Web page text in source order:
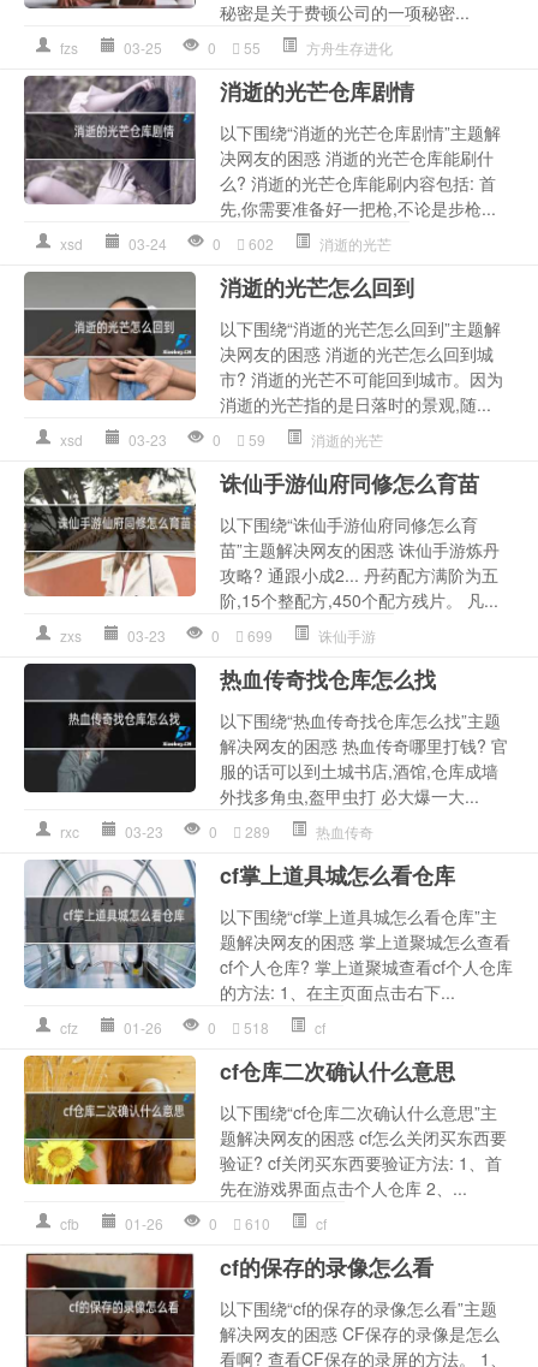
秘密是关于费顿公司的一项秘密...
fzs 03-25 0 55 方舟生存进化
消逝的光芒仓库剧情
以下围绕“消逝的光芒仓库剧情”主题解
决网友的困惑 消逝的光芒仓库能刷什
么? 消逝的光芒仓库能刷内容包括: 首
先,你需要准备好一把枪,不论是步枪...
xsd 03-24 0 602 消逝的光芒
消逝的光芒怎么回到
以下围绕“消逝的光芒怎么回到”主题解
决网友的困惑 消逝的光芒怎么回到城
市? 消逝的光芒不可能回到城市。因为
消逝的光芒指的是日落时的景观,随...
xsd 03-23 0 59 消逝的光芒
诛仙手游仙府同修怎么育苗
以下围绕“诛仙手游仙府同修怎么育
苗”主题解决网友的困惑 诛仙手游炼丹
攻略? 通跟小成2... 丹药配方满阶为五
阶,15个整配方,450个配方残片。 凡...
zxs 03-23 0 699 诛仙手游
热血传奇找仓库怎么找
以下围绕“热血传奇找仓库怎么找”主题
解决网友的困惑 热血传奇哪里打钱? 官
服的话可以到土城书店,酒馆,仓库成墙
外找多角虫,盔甲虫打 必大爆一大...
rxc 03-23 0 289 热血传奇
cf掌上道具城怎么看仓库
以下围绕“cf掌上道具城怎么看仓库”主
题解决网友的困惑 掌上道聚城怎么查看
cf个人仓库? 掌上道聚城查看cf个人仓库
的方法: 1、在主页面点击右下...
cfz 01-26 0 518 cf
cf仓库二次确认什么意思
以下围绕“cf仓库二次确认什么意思”主
题解决网友的困惑 cf怎么关闭买东西要
验证? cf关闭买东西要验证方法: 1、首
先在游戏界面点击个人仓库 2、...
cfb 01-26 0 610 cf
cf的保存的录像怎么看
以下围绕“cf的保存的录像怎么看”主题
解决网友的困惑 CF保存的录像是怎么
看啊? 查看CF保存的录屏的方法。 1、